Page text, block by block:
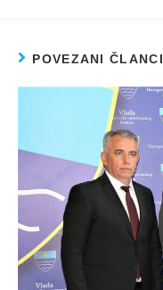
POVEZANI ČLANCI